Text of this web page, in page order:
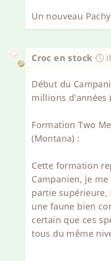
Un nouveau
Croc en stock
Début du
millions d'années
Formation Two
(Montana) :
Cette formation
Campanien, je
partie supérieure,
une faune bien
certain que ces
tous du même